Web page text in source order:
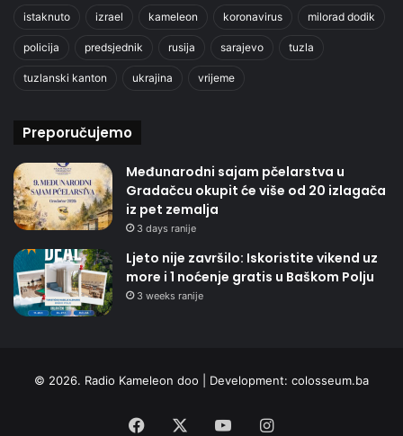
istaknuto izrael kameleon koronavirus milorad dodik
policija predsjednik rusija sarajevo tuzla
tuzlanski kanton ukrajina vrijeme
Preporučujemo
Međunarodni sajam pčelarstva u
Gradačcu okupit će više od 20 izlagača
iz pet zemalja
3 days ranije
Ljeto nije završilo: Iskoristite vikend uz
more i 1 noćenje gratis u Baškom Polju
3 weeks ranije
© 2026. Radio Kameleon doo | Development: colosseum.ba
Facebook YouTubeInstagram